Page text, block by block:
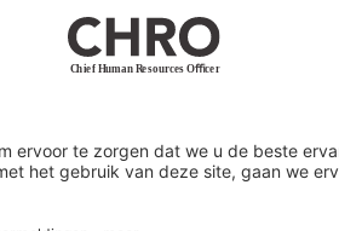
slim wanneer AI wordt ingezet? Is
is aan CHRO’s om ervoor te zorgen
balans gevonden wordt tussen
door bijvoorbeeld hogere
bij dit gebruik door bijvoorbeeld